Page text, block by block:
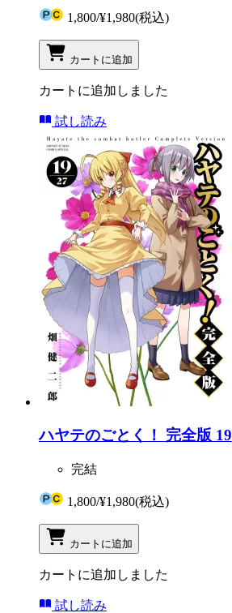
1,800/¥1,980(税込)
カートに追加
カートに追加しました
試し読み
ハヤテのごとく！ 完全版 19
完結
1,800/¥1,980(税込)
カートに追加
カートに追加しました
試し読み